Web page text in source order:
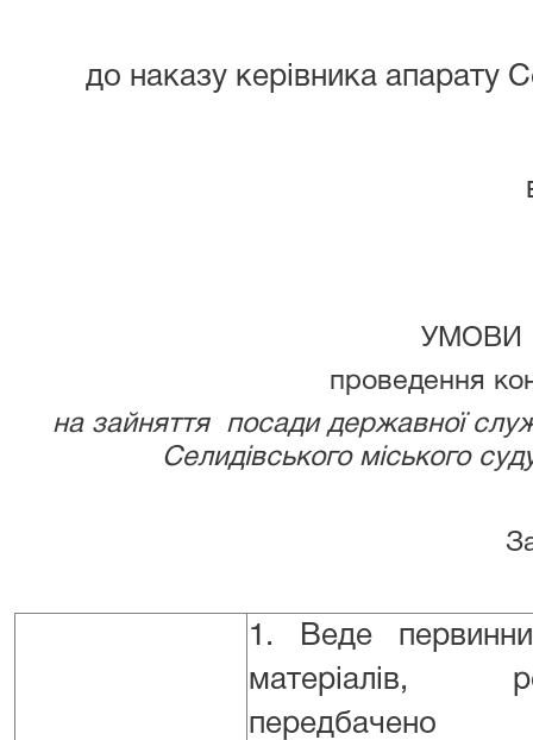
до наказу керівника апарату
УМОВИ
проведення
на зайняття посади державної
Селидівського міського
Загальні
1. Веде
матеріалів,
передбачено